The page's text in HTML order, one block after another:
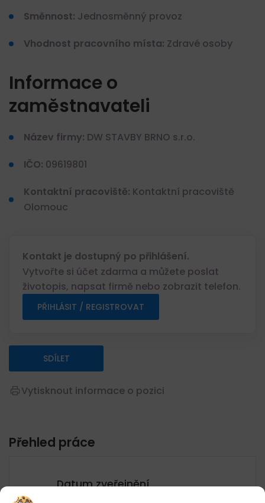
Směnnost: Jednosměnný provoz
Vhodnost pracovního místa: Zdravé osoby
Informace o
zaměstnavateli
Název firmy: DW STAVBY BRNO s.r.o.
IČO: 09619801
Kontaktní pracoviště: Kontaktní pracoviště
Olomouc
Kontakt je dostupný po přihlášení.
Vytvořte si účet zdarma a můžete poslat
životopis, napsat firmě nebo zobrazit telefon.
PŘIHLÁSIT / REGISTROVAT
SDÍLET
Vytisknout informace o pozici
Přehled práce
Datum zveřejnění